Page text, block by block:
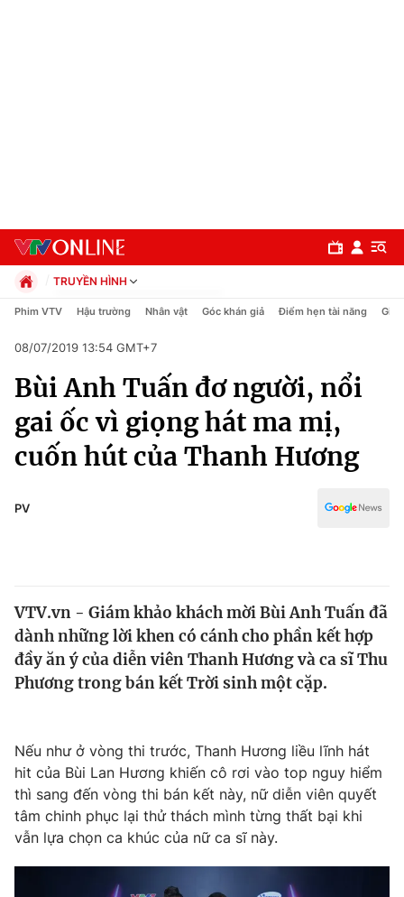
Chuyên mục
Chính trị
Xã hội
Pháp luật
Thế giới
Tin tức
Thế giới đó đây
Kinh tế
Thị trường
Góc doanh nghiệp
Truyền hình
Phim VTV
Hậu trường
Giải trí
Điện ảnh
TRUYỀN HÌNH
Chính trị
Pháp luật
Kinh tế
Thể thao
Truyền hình
Văn hóa - Giải trí
Phim VTV Hậu trường Nhân vật Góc khán giả Điểm hẹn tài năng Giải
08/07/2019 13:54 GMT+7
Bùi Anh Tuấn đơ người, nổi
gai ốc vì giọng hát ma mị,
cuốn hút của Thanh Hương
PV
VTV.vn - Giám khảo khách mời Bùi Anh Tuấn đã
dành những lời khen có cánh cho phần kết hợp
đầy ăn ý của diễn viên Thanh Hương và ca sĩ Thu
Phương trong bán kết Trời sinh một cặp.
Nếu như ở vòng thi trước, Thanh Hương liều lĩnh hát
hit của Bùi Lan Hương khiến cô rơi vào top nguy hiểm
thì sang đến vòng thi bán kết này, nữ diễn viên quyết
tâm chinh phục lại thử thách mình từng thất bại khi
vẫn lựa chọn ca khúc của nữ ca sĩ này.